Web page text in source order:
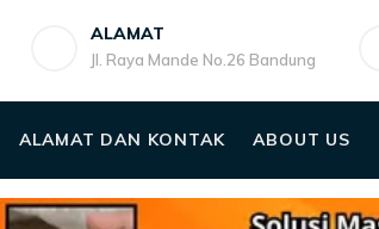
ALAMAT
Jl. Raya Mande No.26 Bandung
ALAMAT DAN KONTAK ABOUT US